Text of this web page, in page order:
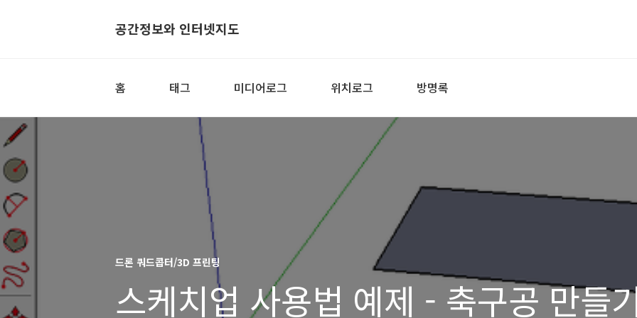
공간정보와 인터넷지도
홈 태그 미디어로그 위치로그 방명록
드론 쿼드콥터/3D 프린팅
스케치업 사용법 예제 - 축구공 만들